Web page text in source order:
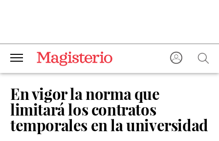
En vigor la norma que
limitará los contratos
temporales en la universidad